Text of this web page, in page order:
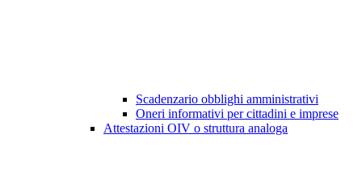
Scadenzario obblighi amministrativi
Oneri informativi per cittadini e imprese
Attestazioni OIV o struttura analoga